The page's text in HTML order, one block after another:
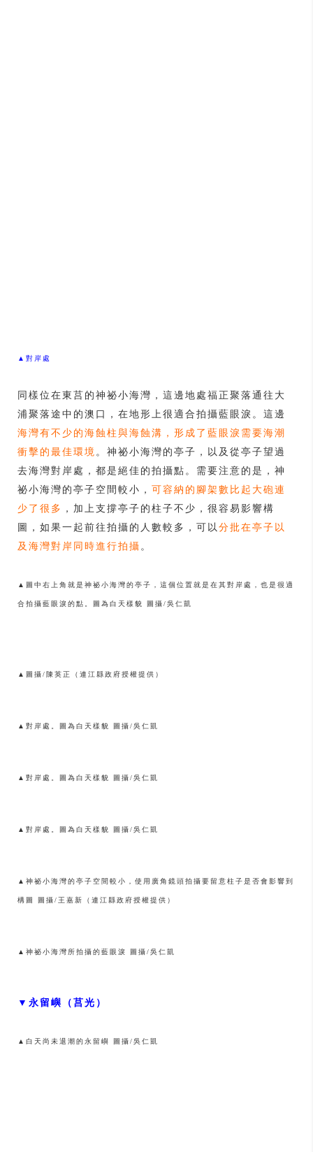
▲對岸處
同樣位在東莒的神祕小海灣，這邊地處福正聚落通往大
浦聚落途中的澳口，在地形上很適合拍攝藍眼淚。這邊
海灣有不少的海蝕柱與海蝕溝，形成了藍眼淚需要海潮
衝擊的最佳環境 。神祕小海灣的亭子，以及從亭子望過
去海灣對岸處，都是絕佳的拍攝點。需要注意的是，神
祕小海灣的亭子空間較小， 可容納的腳架數比起大砲連
少了很多 ，加上支撐亭子的柱子不少，很容易影響構
圖，如果一起前往拍攝的人數較多，可以 分批在亭子以
及海灣對岸同時進行拍攝 。
▲圖中右上角就是神祕小海灣的亭子，這個位置就是在其對岸處，也是很適
合拍攝藍眼淚的點。圖為白天樣貌 圖攝/吳仁凱
▲圖攝/陳英正（連江縣政府授權提供）
▲對岸處。圖為白天樣貌 圖攝/吳仁凱
▲對岸處。圖為白天樣貌 圖攝/吳仁凱
▲對岸處。圖為白天樣貌 圖攝/吳仁凱
▲神祕小海灣的亭子空間較小，使用廣角鏡頭拍攝要留意柱子是否會影響到
構圖 圖攝/王嘉新（連江縣政府授權提供）
▲神祕小海灣所拍攝的藍眼淚 圖攝/吳仁凱
▼永留嶼（莒光）
▲白天尚未退潮的永留嶼 圖攝/吳仁凱